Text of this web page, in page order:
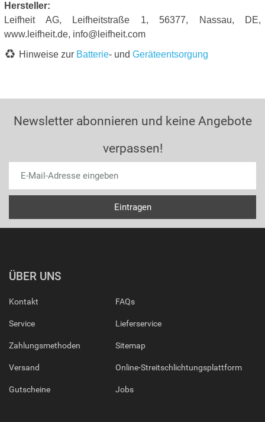
Hersteller:
Leifheit AG, Leifheitstraße 1, 56377, Nassau, DE,
www.leifheit.de, info@leifheit.com
Hinweise zur Batterie- und Geräteentsorgung
Newsletter abonnieren und keine Angebote
verpassen!
ÜBER UNS
Kontakt
Service
Zahlungsmethoden
Versand
Gutscheine
FAQs
Lieferservice
Sitemap
Online-Streitschlichtungsplattform
Jobs